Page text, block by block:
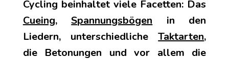
Cycling beinhaltet viele Facetten: Das
Cueing,Spannungsbögen in den
Liedern, unterschiedlicheTaktarten,
die Betonungen und vor allem die